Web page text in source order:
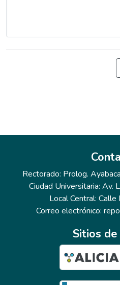
Rectorado: Prolog.
Ciudad Universitaria: Av.
Local Central:
Correo electrónico:
Sitios